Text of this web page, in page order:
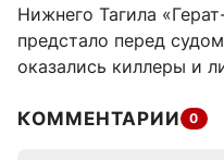
Нижнего Тагила
предстало перед
оказались киллеры и
КОММЕНТАРИИ 0